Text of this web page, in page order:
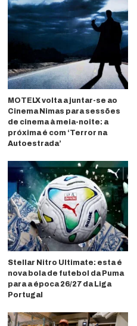
MOTELX volta a juntar-se ao
Cinema Nimas para sessões
de cinema à meia-noite: a
próxima é com ‘Terror na
Autoestrada’
Stellar Nitro Ultimate: esta é
nova bola de futebol da Puma
para a época 26/27 da Liga
Portugal